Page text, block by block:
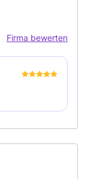
Firma bewerten